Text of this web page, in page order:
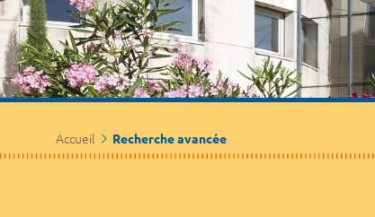
Accueil Recherche avancée